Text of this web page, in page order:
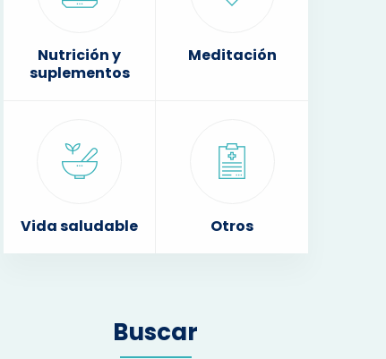
Nutrición y
suplementos
Meditación
Vida saludable Otros
Buscar